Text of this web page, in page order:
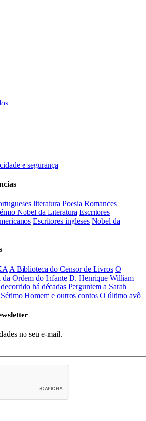
e segurança
literatura Poesia Romances
Nobel da Literatura Escritores
Escritores ingleses Nobel da
A Biblioteca do Censor de Livros O
da Ordem do Infante D. Henrique William
decorrido há décadas Perguntem a Sarah
Homem e outros contos O último avô
no seu e-mail.